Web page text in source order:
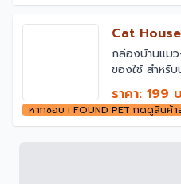
Cat
กล่องบ้านแมว
ของใช้ สำหรั
และหยอกเล่
แมว) • ทำจา
เบา เคลื่อนย้า
ราคา: 199
หากชอบ i FOUND PET กดดูสินค้